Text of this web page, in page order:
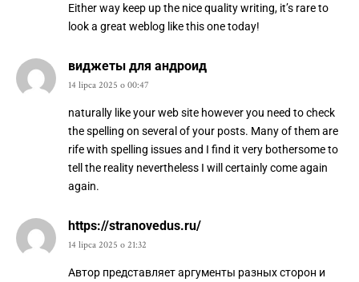
Either way keep up the nice quality writing, it’s rare to
look a great weblog like this one today!
виджеты для андроид
14 lipca 2025 o 00:47
naturally like your web site however you need to check
the spelling on several of your posts. Many of them are
rife with spelling issues and I find it very bothersome to
tell the reality nevertheless I will certainly come again
again.
https://stranovedus.ru/
14 lipca 2025 o 21:32
Автор представляет аргументы разных сторон и